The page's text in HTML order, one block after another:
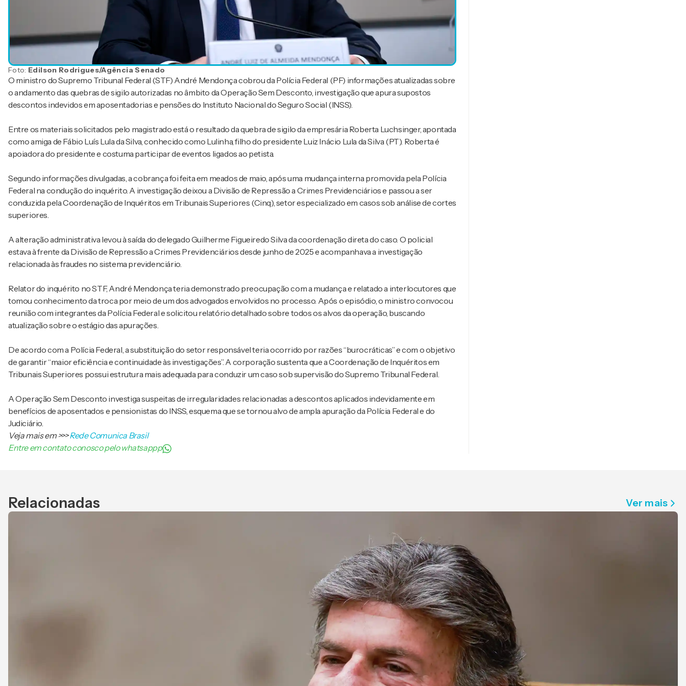
Foto: Edilson Rodrigues/Agência Senado
O ministro do Supremo Tribunal Federal (STF) André Mendonça cobrou da Polícia Federal (PF) informações atualizadas sobre
o andamento das quebras de sigilo autorizadas no âmbito da Operação Sem Desconto, investigação que apura supostos
descontos indevidos em aposentadorias e pensões do Instituto Nacional do Seguro Social (INSS).
Entre os materiais solicitados pelo magistrado está o resultado da quebra de sigilo da empresária Roberta Luchsinger, apontada
como amiga de Fábio Luís Lula da Silva, conhecido como Lulinha, filho do presidente Luiz Inácio Lula da Silva (PT). Roberta é
apoiadora do presidente e costuma participar de eventos ligados ao petista.
Segundo informações divulgadas, a cobrança foi feita em meados de maio, após uma mudança interna promovida pela Polícia
Federal na condução do inquérito. A investigação deixou a Divisão de Repressão a Crimes Previdenciários e passou a ser
conduzida pela Coordenação de Inquéritos em Tribunais Superiores (Cinq), setor especializado em casos sob análise de cortes
superiores.
A alteração administrativa levou à saída do delegado Guilherme Figueiredo Silva da coordenação direta do caso. O policial
estava à frente da Divisão de Repressão a Crimes Previdenciários desde junho de 2025 e acompanhava a investigação
relacionada às fraudes no sistema previdenciário.
Relator do inquérito no STF, André Mendonça teria demonstrado preocupação com a mudança e relatado a interlocutores que
tomou conhecimento da troca por meio de um dos advogados envolvidos no processo. Após o episódio, o ministro convocou
reunião com integrantes da Polícia Federal e solicitou relatório detalhado sobre todos os alvos da operação, buscando
atualização sobre o estágio das apurações.
De acordo com a Polícia Federal, a substituição do setor responsável teria ocorrido por razões “burocráticas” e com o objetivo
de garantir “maior eficiência e continuidade às investigações”. A corporação sustenta que a Coordenação de Inquéritos em
Tribunais Superiores possui estrutura mais adequada para conduzir um caso sob supervisão do Supremo Tribunal Federal.
A Operação Sem Desconto investiga suspeitas de irregularidades relacionadas a descontos aplicados indevidamente em
benefícios de aposentados e pensionistas do INSS, esquema que se tornou alvo de ampla apuração da Polícia Federal e do
Judiciário.
Veja mais em>>>Rede Comunica Brasil
Entre em contato conosco pelo whatsappp
Relacionadas Ver mais